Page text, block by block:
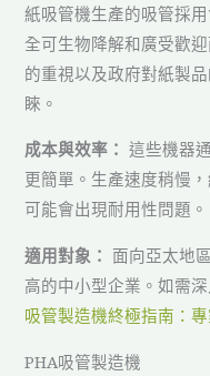
紙吸管機生產的吸管採
全可生物降解和廣受歡
的重視以及政府對紙製
睞。
成本與效率： 這些機器
更簡單。生產速度稍慢
可能會出現耐用性問題。
適用對象： 面向亞太地
高的中小型企業。如需
吸管製造機終極指南：
PHA吸管製造機